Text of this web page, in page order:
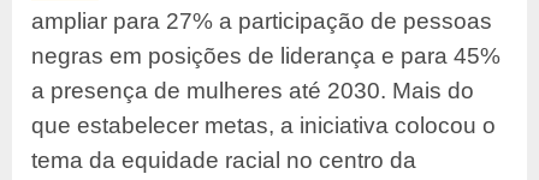
ampliar para 27% a participação de pessoas
negras em posições de liderança e para 45%
a presença de mulheres até 2030. Mais do
que estabelecer metas, a iniciativa colocou o
tema da equidade racial no centro da